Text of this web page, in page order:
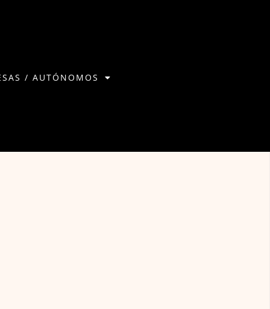
/ AUTÓNOMOS